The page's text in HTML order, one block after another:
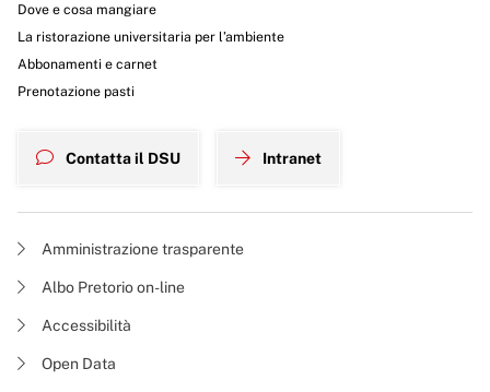
Dove e cosa mangiare
La ristorazione universitaria per l’ambiente
Abbonamenti e carnet
Prenotazione pasti
Contatta il DSU Intranet
Amministrazione trasparente
Albo Pretorio on-line
Accessibilità
Open Data